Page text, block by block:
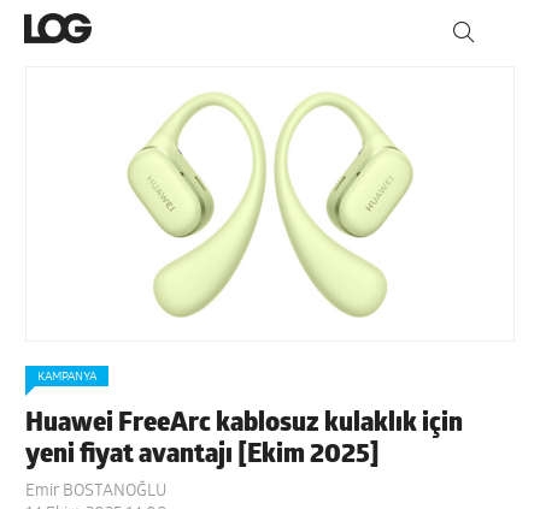
KAMPANYA
Huawei FreeArc kablosuz kulaklık için
yeni fiyat avantajı [Ekim 2025]
Emir BOSTANOĞLU